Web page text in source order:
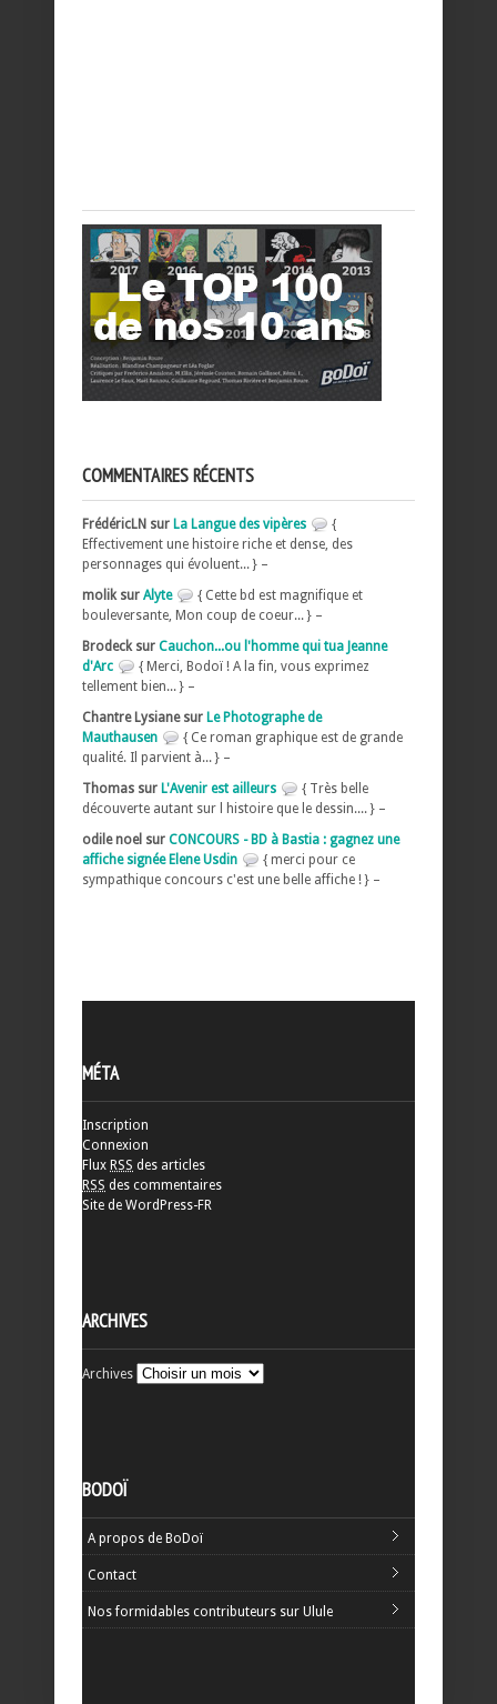
COMMENTAIRES RÉCENTS
FrédéricLN sur La Langue des vipères
{
Effectivement une histoire riche et dense, des
personnages qui évoluent... } –
molik sur Alyte
{ Cette bd est magnifique et
bouleversante, Mon coup de coeur... } –
Brodeck sur Cauchon...ou l'homme qui tua Jeanne
d'Arc
{ Merci, Bodoï ! A la fin, vous exprimez
tellement bien... } –
Chantre Lysiane sur Le Photographe de
Mauthausen
{ Ce roman graphique est de grande
qualité. Il parvient à... } –
Thomas sur L'Avenir est ailleurs
{ Très belle
découverte autant sur l histoire que le dessin.... } –
odile noel sur CONCOURS - BD à Bastia : gagnez une
affiche signée Elene Usdin
{ merci pour ce
sympathique concours c'est une belle affiche ! } –
MÉTA
Inscription
Connexion
Flux RSS des articles
RSS des commentaires
Site de WordPress-FR
ARCHIVES
Archives
BODOÏ
A propos de BoDoï
Contact
Nos formidables contributeurs sur Ulule